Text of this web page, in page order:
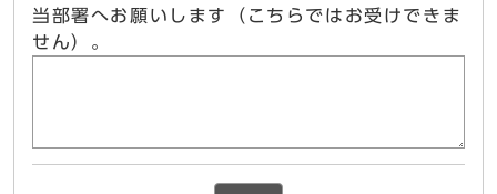
当部署へお願いします（こちらではお受けできま
せん）。